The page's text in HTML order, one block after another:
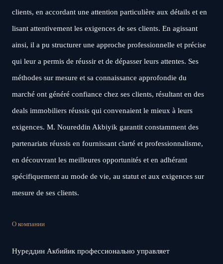
clients, en accordant une attention particulière aux détails et en
lisant attentivement les exigences de ses clients. En agissant
ainsi, il a pu structurer une approche professionnelle et précise
qui leur a permis de réussir et de dépasser leurs attentes. Ses
méthodes sur mesure et sa connaissance approfondie du
marché ont généré confiance chez ses clients, résultant en des
deals immobiliers réussis qui convenaient le mieux à leurs
exigences. M. Noureddin Akbiyik garantit constamment des
partenariats réussis en fournissant clarté et professionnalisme,
en découvrant les meilleures opportunités et en adhérant
spécifiquement au mode de vie, au statut et aux exigences sur
mesure de ses clients.
О компании
Нуреддин Акбийик профессионально управляет